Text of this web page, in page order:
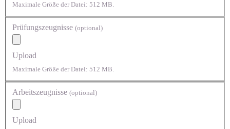
Maximale Größe der Datei: 512 MB.
Prüfungszeugnisse (optional)
Upload
Maximale Größe der Datei: 512 MB.
Arbeitszeugnisse (optional)
Upload